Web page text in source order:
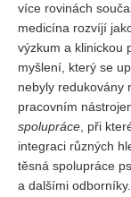
více rovinách
medicína rozvíjí
výzkum a klinickou
myšlení, který se
nebyly redukovány
pracovním
spolupráce , při
integraci různých
těsná spolupráce
a dalšími odborníky.